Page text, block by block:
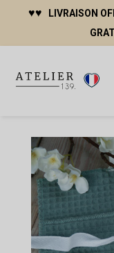
♥♥
LIVRAISON